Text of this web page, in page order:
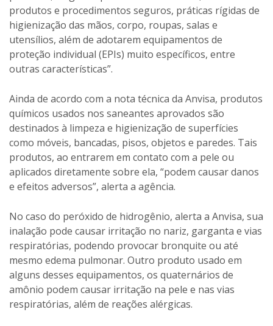
produtos e procedimentos seguros, práticas rígidas de
higienização das mãos, corpo, roupas, salas e
utensílios, além de adotarem equipamentos de
proteção individual (EPIs) muito específicos, entre
outras características”.
Ainda de acordo com a nota técnica da Anvisa, produtos
químicos usados nos saneantes aprovados são
destinados à limpeza e higienização de superfícies
como móveis, bancadas, pisos, objetos e paredes. Tais
produtos, ao entrarem em contato com a pele ou
aplicados diretamente sobre ela, “podem causar danos
e efeitos adversos”, alerta a agência.
No caso do peróxido de hidrogênio, alerta a Anvisa, sua
inalação pode causar irritação no nariz, garganta e vias
respiratórias, podendo provocar bronquite ou até
mesmo edema pulmonar. Outro produto usado em
alguns desses equipamentos, os quaternários de
amônio podem causar irritação na pele e nas vias
respiratórias, além de reações alérgicas.